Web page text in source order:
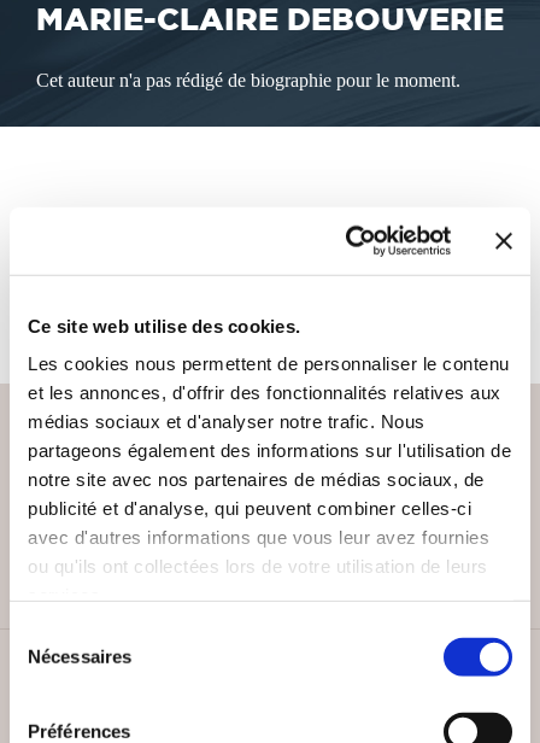
Ce site web utilise des cookies.
Les cookies nous permettent de personnaliser le contenu
et les annonces, d'offrir des fonctionnalités relatives aux
médias sociaux et d'analyser notre trafic. Nous
partageons également des informations sur l'utilisation de
notre site avec nos partenaires de médias sociaux, de
publicité et d'analyse, qui peuvent combiner celles-ci
avec d'autres informations que vous leur avez fournies
ou qu'ils ont collectées lors de votre utilisation de leurs
Nécessaires
Préférences
MARIE-CLAIRE DEBOUVERIE
Cet auteur n'a pas rédigé de biographie pour le moment.
pour le moment.
PAIEMENT SÉCURISÉ